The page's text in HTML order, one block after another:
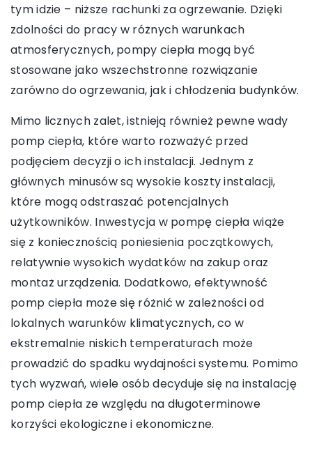
tym idzie – niższe rachunki za ogrzewanie. Dzięki
zdolności do pracy w różnych warunkach
atmosferycznych, pompy ciepła mogą być
stosowane jako wszechstronne rozwiązanie
zarówno do ogrzewania, jak i chłodzenia budynków.
Mimo licznych zalet, istnieją również pewne wady
pomp ciepła, które warto rozważyć przed
podjęciem decyzji o ich instalacji. Jednym z
głównych minusów są wysokie koszty instalacji,
które mogą odstraszać potencjalnych
użytkowników. Inwestycja w pompę ciepła wiąże
się z koniecznością poniesienia początkowych,
relatywnie wysokich wydatków na zakup oraz
montaż urządzenia. Dodatkowo, efektywność
pomp ciepła może się różnić w zależności od
lokalnych warunków klimatycznych, co w
ekstremalnie niskich temperaturach może
prowadzić do spadku wydajności systemu. Pomimo
tych wyzwań, wiele osób decyduje się na instalację
pomp ciepła ze względu na długoterminowe
korzyści ekologiczne i ekonomiczne.